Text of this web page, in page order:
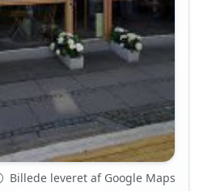
Billede leveret af Google Maps